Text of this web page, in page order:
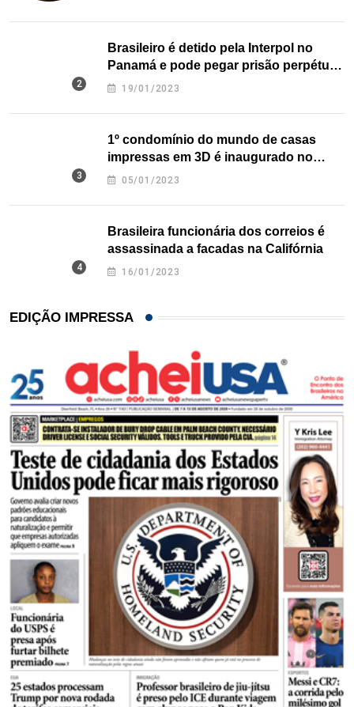
Brasileiro é detido pela Interpol no
Panamá e pode pegar prisão perpétua
nos EUA
19/01/2023
1º condomínio do mundo de casas
impressas em 3D é inaugurado no
Texas
05/01/2023
Brasileira funcionária dos correios é
assassinada a facadas na Califórnia
16/01/2023
EDIÇÃO IMPRESSA